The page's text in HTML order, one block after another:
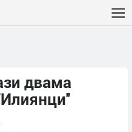
двама